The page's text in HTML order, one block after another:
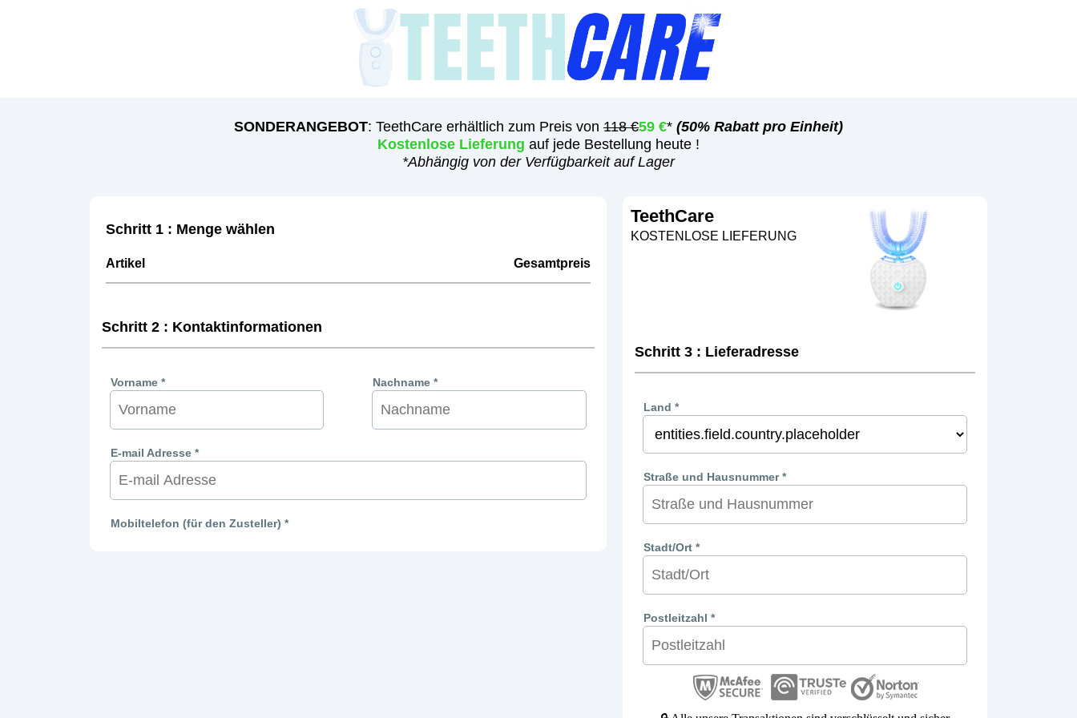
SONDERANGEBOT: TeethCare erhältlich zum Preis von 118 €59 €* (50% Rabatt pro Einheit)
Kostenlose Lieferung auf jede Bestellung heute !
*Abhängig von der Verfügbarkeit auf Lager
Schritt 1 : Menge wählen
Artikel Gesamtpreis
Schritt 2 : Kontaktinformationen
Vorname * Nachname *
E-mail Adresse *
Mobiltelefon (für den Zusteller) *
TeethCare
KOSTENLOSE LIEFERUNG
Schritt 3 : Lieferadresse
Land *
Straße und Hausnummer *
Stadt/Ort *
Postleitzahl *